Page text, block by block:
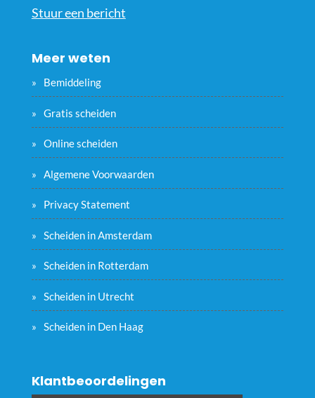
Stuur een bericht
Meer weten
Bemiddeling
Gratis scheiden
Online scheiden
Algemene Voorwaarden
Privacy Statement
Scheiden in Amsterdam
Scheiden in Rotterdam
Scheiden in Utrecht
Scheiden in Den Haag
Klantbeoordelingen